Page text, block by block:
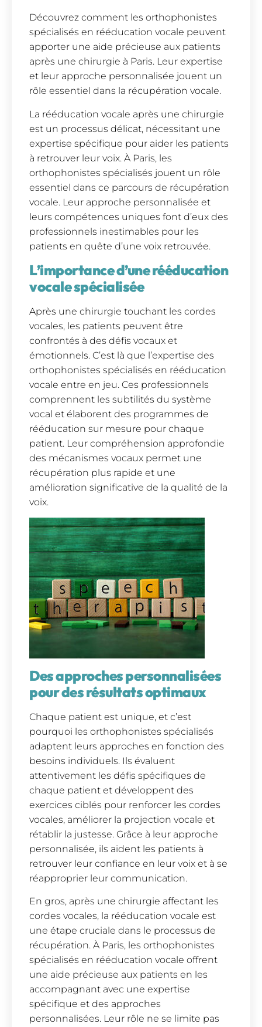
Découvrez comment les orthophonistes
spécialisés en rééducation vocale peuvent
apporter une aide précieuse aux patients
après une chirurgie à Paris. Leur expertise
et leur approche personnalisée jouent un
rôle essentiel dans la récupération vocale.
La rééducation vocale après une chirurgie
est un processus délicat, nécessitant une
expertise spécifique pour aider les patients
à retrouver leur voix. À Paris, les
orthophonistes spécialisés jouent un rôle
essentiel dans ce parcours de récupération
vocale. Leur approche personnalisée et
leurs compétences uniques font d’eux des
professionnels inestimables pour les
patients en quête d’une voix retrouvée.
L’importance d’une rééducation
vocale spécialisée
Après une chirurgie touchant les cordes
vocales, les patients peuvent être
confrontés à des défis vocaux et
émotionnels. C’est là que l’expertise des
orthophonistes spécialisés en rééducation
vocale entre en jeu. Ces professionnels
comprennent les subtilités du système
vocal et élaborent des programmes de
rééducation sur mesure pour chaque
patient. Leur compréhension approfondie
des mécanismes vocaux permet une
récupération plus rapide et une
amélioration significative de la qualité de la
voix.
Des approches personnalisées
pour des résultats optimaux
Chaque patient est unique, et c’est
pourquoi les orthophonistes spécialisés
adaptent leurs approches en fonction des
besoins individuels. Ils évaluent
attentivement les défis spécifiques de
chaque patient et développent des
exercices ciblés pour renforcer les cordes
vocales, améliorer la projection vocale et
rétablir la justesse. Grâce à leur approche
personnalisée, ils aident les patients à
retrouver leur confiance en leur voix et à se
réapproprier leur communication.
En gros, après une chirurgie affectant les
cordes vocales, la rééducation vocale est
une étape cruciale dans le processus de
récupération. À Paris, les orthophonistes
spécialisés en rééducation vocale offrent
une aide précieuse aux patients en les
accompagnant avec une expertise
spécifique et des approches
personnalisées. Leur rôle ne se limite pas